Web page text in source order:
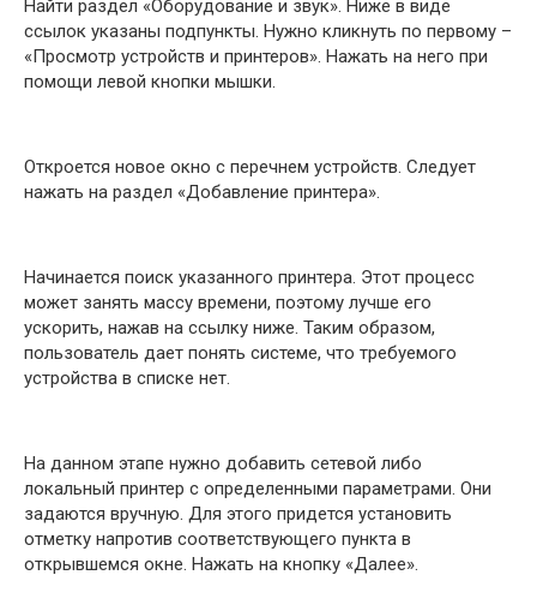
Найти раздел «Оборудование и звук». Ниже в виде
ссылок указаны подпункты. Нужно кликнуть по первому –
«Просмотр устройств и принтеров». Нажать на него при
помощи левой кнопки мышки.
Откроется новое окно с перечнем устройств. Следует
нажать на раздел «Добавление принтера».
Начинается поиск указанного принтера. Этот процесс
может занять массу времени, поэтому лучше его
ускорить, нажав на ссылку ниже. Таким образом,
пользователь дает понять системе, что требуемого
устройства в списке нет.
На данном этапе нужно добавить сетевой либо
локальный принтер с определенными параметрами. Они
задаются вручную. Для этого придется установить
отметку напротив соответствующего пункта в
открывшемся окне. Нажать на кнопку «Далее».